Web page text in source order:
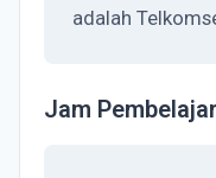
adalah
Jam